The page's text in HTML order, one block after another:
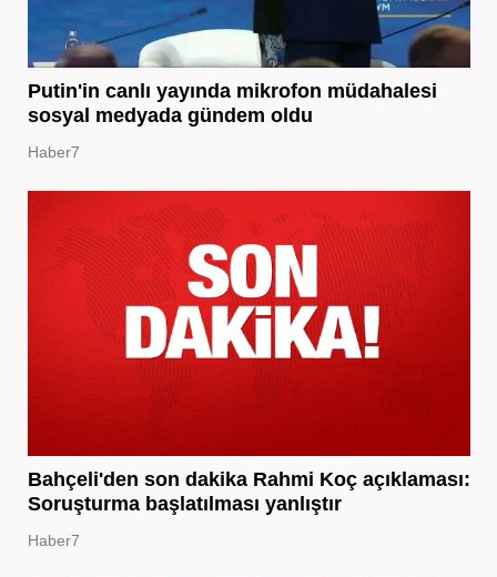
Putin'in canlı yayında mikrofon müdahalesi
sosyal medyada gündem oldu
Haber7
Bahçeli'den son dakika Rahmi Koç açıklaması:
Soruşturma başlatılması yanlıştır
Haber7